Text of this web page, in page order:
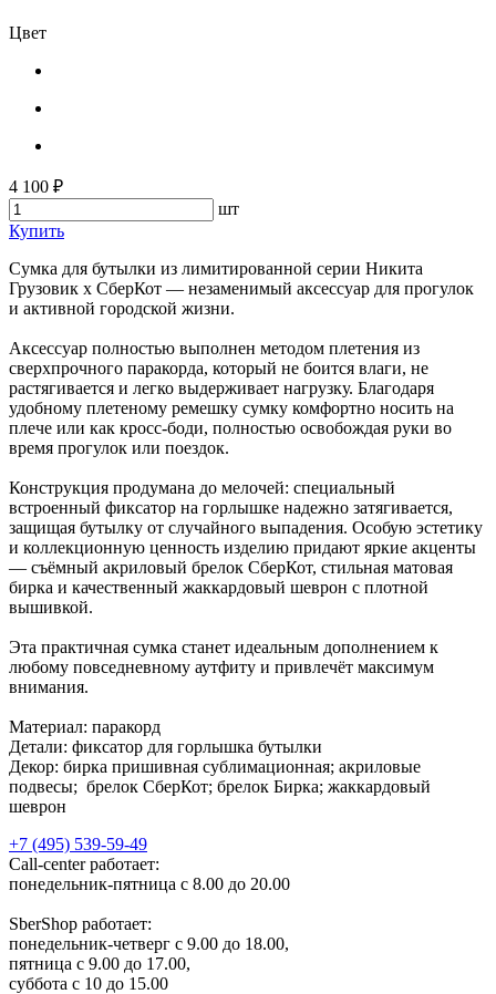
Цвет
4 100 ₽
шт
Купить
Сумка для бутылки из лимитированной серии Никита
Грузовик x СберКот — незаменимый аксессуар для прогулок
и активной городской жизни.
Аксессуар полностью выполнен методом плетения из
сверхпрочного паракорда, который не боится влаги, не
растягивается и легко выдерживает нагрузку. Благодаря
удобному плетеному ремешку сумку комфортно носить на
плече или как кросс-боди, полностью освобождая руки во
время прогулок или поездок.
Конструкция продумана до мелочей: специальный
встроенный фиксатор на горлышке надежно затягивается,
защищая бутылку от случайного выпадения. Особую эстетику
и коллекционную ценность изделию придают яркие акценты
— съёмный акриловый брелок СберКот, стильная матовая
бирка и качественный жаккардовый шеврон с плотной
вышивкой.
Эта практичная сумка станет идеальным дополнением к
любому повседневному аутфиту и привлечёт максимум
внимания.
Материал: паракорд
Детали: фиксатор для горлышка бутылки
Декор: бирка пришивная сублимационная; акриловые
подвесы; брелок СберКот; брелок Бирка; жаккардовый
шеврон
+7 (495) 539-59-49
Call-center работает:
понедельник-пятница с 8.00 до 20.00
SberShop работает:
понедельник-четверг с 9.00 до 18.00,
пятница с 9.00 до 17.00,
суббота с 10 до 15.00